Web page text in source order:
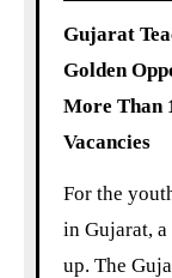
Gujarat
Golden
More Than
Vacancies
For the
in Gujarat,
up. The